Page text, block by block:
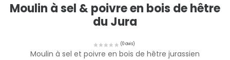
Moulin à sel & poivre en bois de hêtre
du Jura
Moulin à sel et poivre en bois de hêtre jurassien